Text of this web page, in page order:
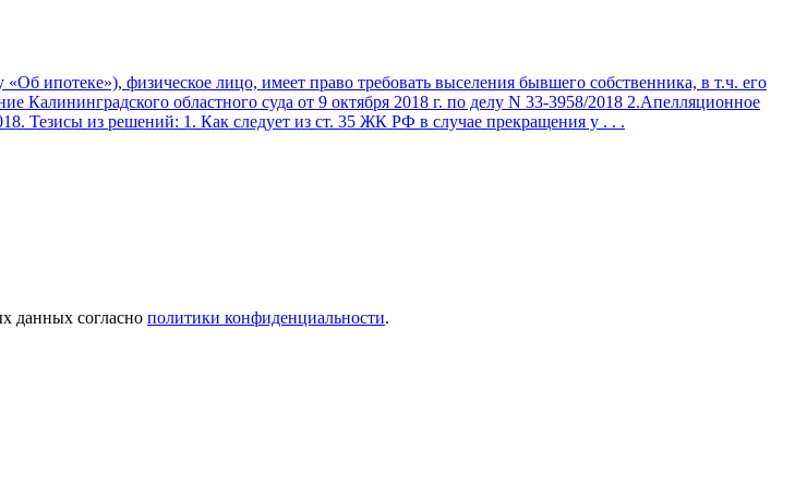
ипотеке»), физическое лицо, имеет право требовать выселения бывшего собственника, в т.ч. его
Калининградского областного суда от 9 октября 2018 г. по делу N 33-3958/2018 2.Апелляционное
Тезисы из решений: 1. Как следует из ст. 35 ЖК РФ в случае прекращения у . . .
данных согласно политики конфиденциальности.